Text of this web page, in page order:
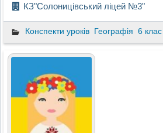
КЗ"Солоницівський ліцей №3"
Конспекти уроків Географія 6 клас